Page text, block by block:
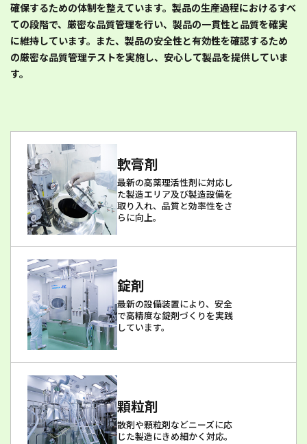
確保するための体制を整えています。製品の生産過程におけるすべ
ての段階で、厳密な品質管理を行い、製品の一貫性と品質を確実
に維持しています。また、製品の安全性と有効性を確認するため
の厳密な品質管理テストを実施し、安心して製品を提供していま
す。
軟膏剤
最新の高薬理活性剤に対応し
た製造エリア及び製造設備を
取り入れ、品質と効率性をさ
らに向上。
錠剤
最新の設備装置により、安全
で高精度な錠剤づくりを実践
しています。
顆粒剤
散剤や顆粒剤などニーズに応
じた製造にきめ細かく対応。